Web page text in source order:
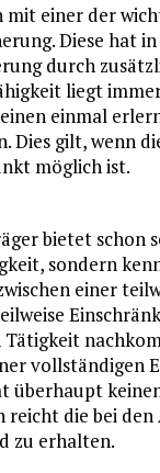
mit einer der
Diese hat
durch
liegt
einmal
Dies gilt, wenn
möglich ist.
bietet schon
sondern
einer
vollständigen
überhaupt
reicht die bei
zu erhalten.